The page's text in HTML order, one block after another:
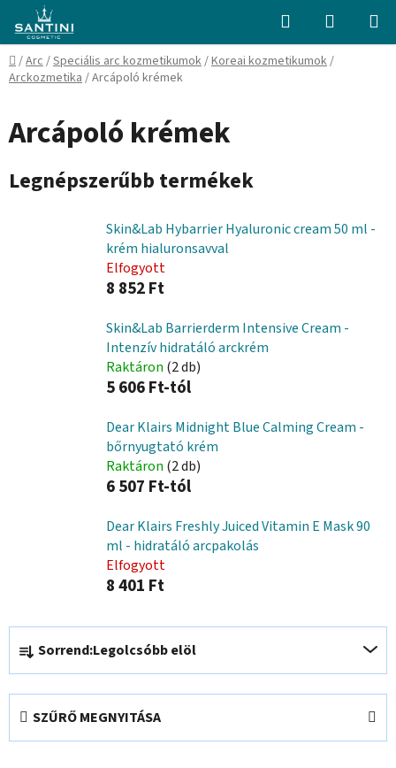
fő
tartalomhoz
Keresés KOSÁR
Kezdőlap
/Arc/Speciális arc kozmetikumok/Koreai kozmetikumok/
Arckozmetika/Arcápoló krémek
Arcápoló krémek
Legnépszerűbb termékek
Skin&Lab Hybarrier Hyaluronic cream 50 ml -
krém hialuronsavval
Elfogyott
8 852 Ft
Skin&Lab Barrierderm Intensive Cream -
Intenzív hidratáló arckrém
Raktáron (2 db)
5 606 Ft-tól
Dear Klairs Midnight Blue Calming Cream -
bőrnyugtató krém
Raktáron (2 db)
6 507 Ft-tól
Dear Klairs Freshly Juiced Vitamin E Mask 90
ml - hidratáló arcpakolás
Elfogyott
8 401 Ft
T
r
m
k
Sorrend:Legolcsóbb elöl
SZŰRŐ MEGNYITÁSA